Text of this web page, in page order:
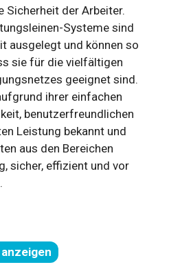
Sicherheit der Arbeiter.
Systeme sind
ausgelegt und können so
sie für die vielfältigen
geeignet sind.
ihrer einfachen
benutzerfreundlichen
Leistung bekannt und
aus den Bereichen
sicher, effizient und vor
(öffnet